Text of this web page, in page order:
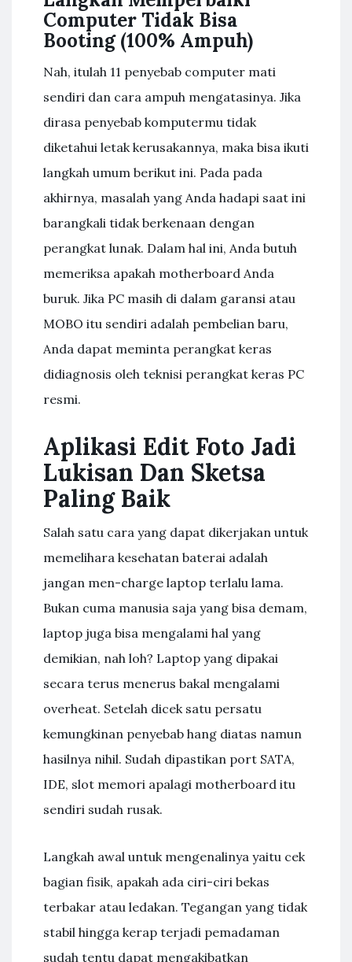
Computer Tidak Bisa
Booting (100% Ampuh)
Nah, itulah 11 penyebab computer mati
sendiri dan cara ampuh mengatasinya. Jika
dirasa penyebab komputermu tidak
diketahui letak kerusakannya, maka bisa ikuti
langkah umum berikut ini. Pada pada
akhirnya, masalah yang Anda hadapi saat ini
barangkali tidak berkenaan dengan
perangkat lunak. Dalam hal ini, Anda butuh
memeriksa apakah motherboard Anda
buruk. Jika PC masih di dalam garansi atau
MOBO itu sendiri adalah pembelian baru,
Anda dapat meminta perangkat keras
didiagnosis oleh teknisi perangkat keras PC
resmi.
Aplikasi Edit Foto Jadi
Lukisan Dan Sketsa
Paling Baik
Salah satu cara yang dapat dikerjakan untuk
memelihara kesehatan baterai adalah
jangan men-charge laptop terlalu lama.
Bukan cuma manusia saja yang bisa demam,
laptop juga bisa mengalami hal yang
demikian, nah loh? Laptop yang dipakai
secara terus menerus bakal mengalami
overheat. Setelah dicek satu persatu
kemungkinan penyebab hang diatas namun
hasilnya nihil. Sudah dipastikan port SATA,
IDE, slot memori apalagi motherboard itu
sendiri sudah rusak.
Langkah awal untuk mengenalinya yaitu cek
bagian fisik, apakah ada ciri-ciri bekas
terbakar atau ledakan. Tegangan yang tidak
stabil hingga kerap terjadi pemadaman
sudah tentu dapat mengakibatkan